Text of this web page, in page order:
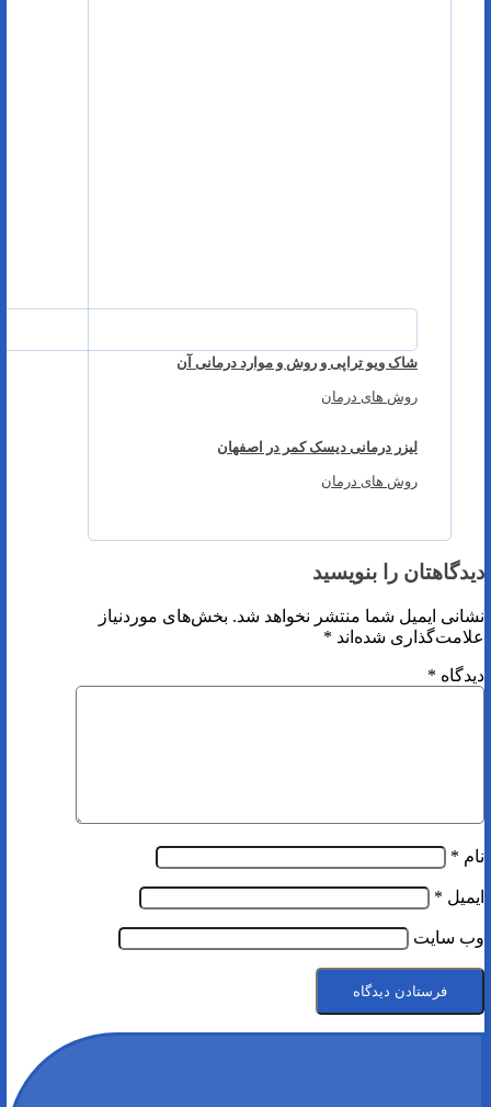
شاک ویو تراپی و روش و موارد درمانی آن
روش های درمان
لیزر درمانی دیسک کمر در اصفهان
روش های درمان
دیدگاهتان را بنویسید
نشانی ایمیل شما منتشر نخواهد شد. بخش‌های موردنیاز
علامت‌گذاری شده‌اند *
دیدگاه *
نام *
ایمیل *
وب‌ سایت